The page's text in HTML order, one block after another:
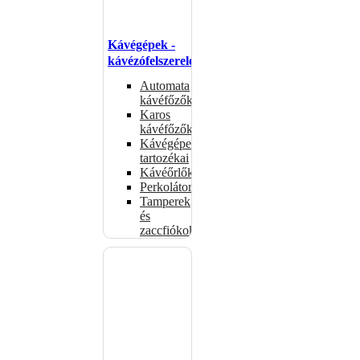
Kávégépek -
kávézófelszerelés
Automata
kávéfőzők
Karos
kávéfőzők
Kávégépek
tartozékai
Kávéőrlők
Perkolátorok
Tamperek
és
zaccfiókok